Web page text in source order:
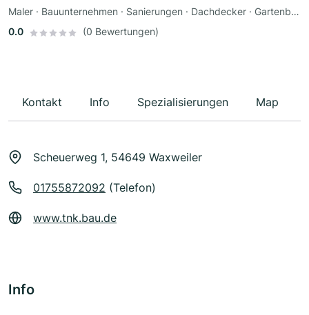
Maler · Bauunternehmen · Sanierungen · Dachdecker · Gartenbau · Landschaftsbau · Innenausbau · Fassadenarbeiten · Innenraumdekoration · Bodenleger · Hausverwaltung · Raumausstatter · Fliesenleger · Tiefbau · Altbausanierung · Trockenbau · Fensterbau · Hausmeisterservice · Dachbau · Renovierung · Treppenbau · Bauplanung · Neubau · Badsanierung · Hausbau · Stuckateur · Gärtnerei · Balkonbau · Garagenbau · Fertighäuser · Dachreparaturen
0.0
(0 Bewertungen)
Kontakt Info Spezialisierungen Map
Scheuerweg 1, 54649 Waxweiler
01755872092 (Telefon)
www.tnk.bau.de
Info